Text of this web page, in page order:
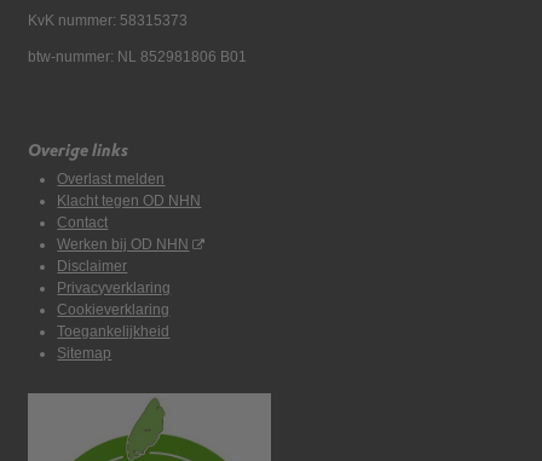
KvK nummer: 58315373
btw-nummer: NL 852981806 B01
Overige links
Overlast melden
Klacht tegen OD NHN
Contact
Werken bij OD NHN
Disclaimer
Privacyverklaring
Cookieverklaring
Toegankelijkheid
Sitemap